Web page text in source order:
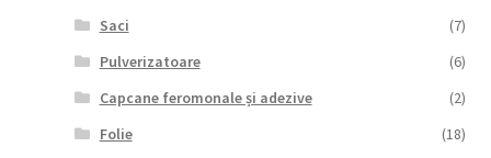
Saci
(7)
Pulverizatoare
(6)
Capcane feromonale și adezive
(2)
Folie
(18)